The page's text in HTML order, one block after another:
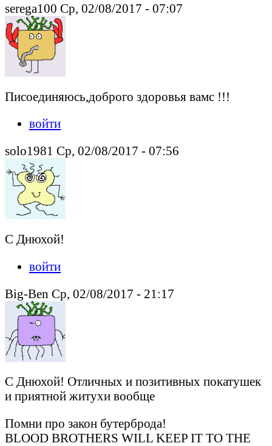
serega100 Ср, 02/08/2017 - 07:07
Писоединяюсь,доброго здоровья вамс !!!
войти
solo1981 Ср, 02/08/2017 - 07:56
С Днюхой!
войти
Big-Ben Ср, 02/08/2017 - 21:17
С Днюхой! Отличных и позитивных покатушек
и приятной житухи вообще
Помни про закон бутерброда!
BLOOD BROTHERS WILL KEEP IT TO THE